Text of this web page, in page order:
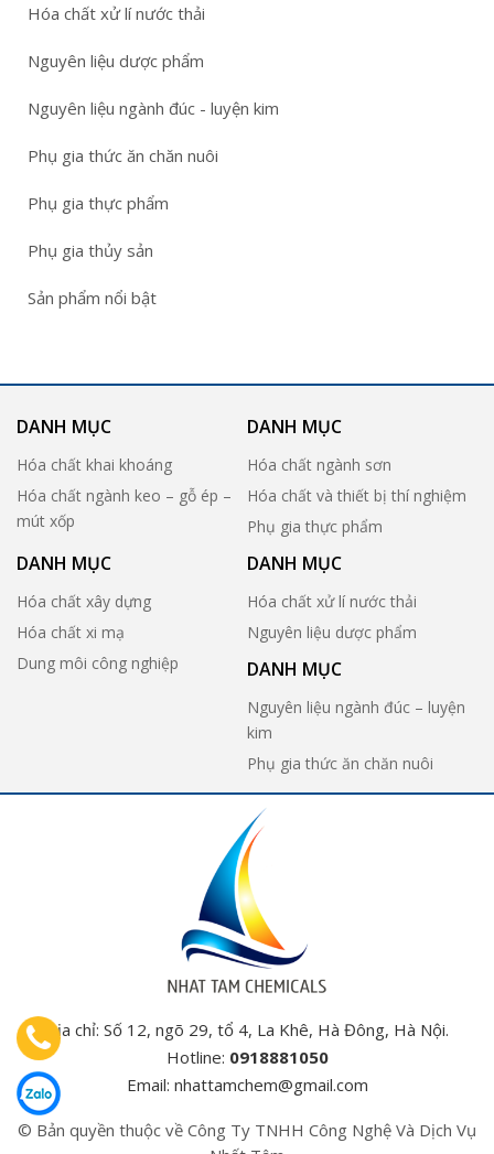
Hóa chất xử lí nước thải
Nguyên liệu dược phẩm
Nguyên liệu ngành đúc - luyện kim
Phụ gia thức ăn chăn nuôi
Phụ gia thực phẩm
Phụ gia thủy sản
Sản phẩm nổi bật
DANH MỤC
Hóa chất khai khoáng
Hóa chất ngành keo – gỗ ép –
mút xốp
DANH MỤC
Hóa chất ngành sơn
Hóa chất và thiết bị thí nghiệm
Phụ gia thực phẩm
DANH MỤC
Hóa chất xây dựng
Hóa chất xi mạ
Dung môi công nghiệp
DANH MỤC
Hóa chất xử lí nước thải
Nguyên liệu dược phẩm
DANH MỤC
Nguyên liệu ngành đúc – luyện
kim
Phụ gia thức ăn chăn nuôi
Địa chỉ: Số 12, ngõ 29, tổ 4, La Khê, Hà Đông, Hà Nội.
Hotline: 0918881050
Email: nhattamchem@gmail.com
© Bản quyền thuộc về Công Ty TNHH Công Nghệ Và Dịch Vụ